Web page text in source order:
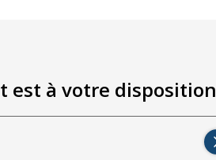
est à votre disposition